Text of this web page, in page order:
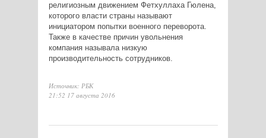
религиозным движением Фетхуллаха Гюлена,
которого власти страны называют
инициатором попытки военного переворота.
Также в качестве причин увольнения
компания называла низкую
производительность сотрудников.​
Источник: РБК
21:52 17 августа 2016